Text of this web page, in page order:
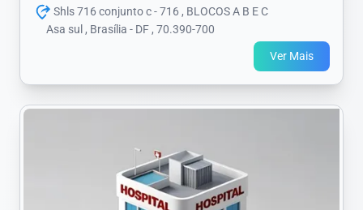
Shls 716 conjunto c - 716 , BLOCOS A B E C
Asa sul , Brasília - DF , 70.390-700
Ver Mais